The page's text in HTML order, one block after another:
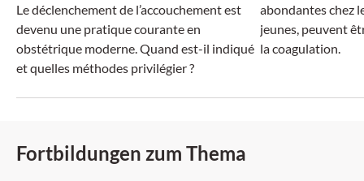
Le déclenchement de l’accouchement est
devenu une pratique courante en
obstétrique moderne. Quand est-il indiqué
et quelles méthodes privilégier ?
abondantes chez
jeunes, peuvent
la coagulation.
Fortbildungen zum Thema